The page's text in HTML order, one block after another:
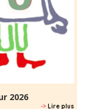
2026
-> Lire plus